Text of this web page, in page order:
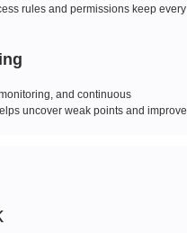
rules and permissions keep every
and continuous
uncover weak points and improve